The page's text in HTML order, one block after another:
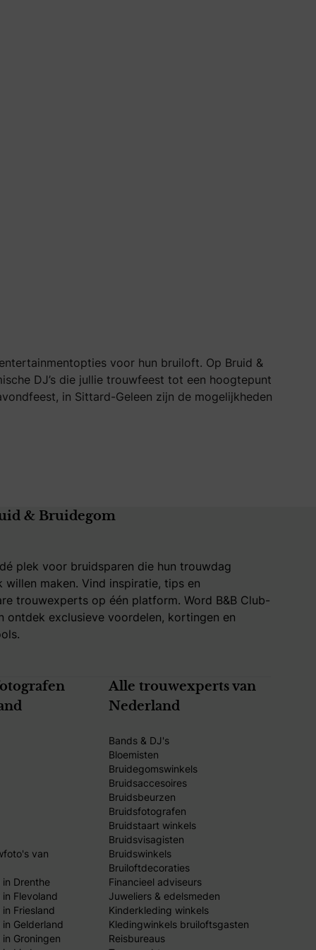
voor hun bruiloft. Op Bruid &
DJ’s die jullie trouwfeest tot een hoogtepunt
in Sittard-Geleen zijn de mogelijkheden
& Bruidegom
plek voor bruidsparen die hun trouwdag
willen maken. Vind inspiratie, tips en
trouwexperts op één platform. Word B&B Club-
ontdek exclusieve voordelen, kortingen en
van
Drenthe
Flevoland
Friesland
Gelderland
Groningen
Alle trouwexperts van
Nederland
Bands & DJ's
Bloemisten
Bruidegomswinkels
Bruidsaccesoires
Bruidsbeurzen
Bruidsfotografen
Bruidstaart winkels
Bruidsvisagisten
Bruidswinkels
Bruiloftdecoraties
Financieel adviseurs
Juweliers & edelsmeden
Kinderkleding winkels
Kledingwinkels bruiloftsgasten
Reisbureaus